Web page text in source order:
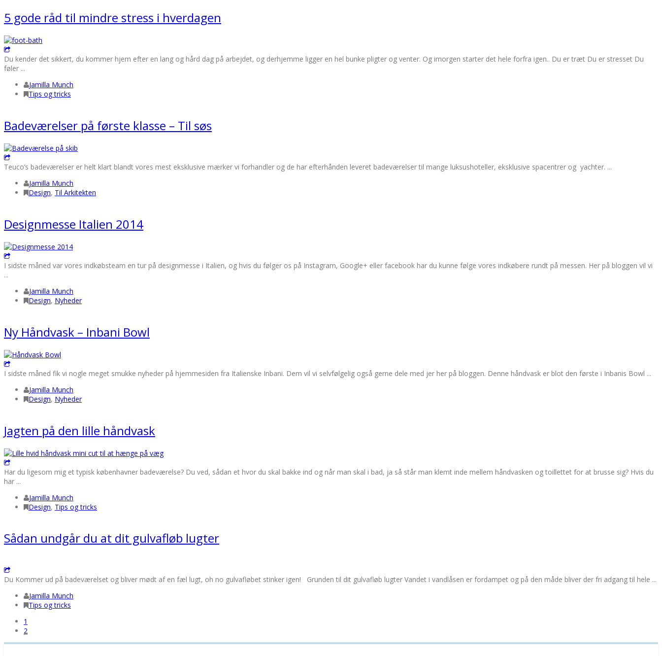
5 gode råd til mindre stress i hverdagen
Du kender det sikkert, du kommer hjem efter en lang og hård dag på arbejdet, og derhjemme ligger en hel bunke pligter og venter. Og imorgen starter det hele forfra igen.. Du er træt Du er stresset Du
føler ...
Jamilla Munch
Tips og tricks
Badeværelser på første klasse – Til søs
Teuco’s badeværelser er helt klart blandt vores mest eksklusive mærker vi forhandler og de har efterhånden leveret badeværelser til mange luksushoteller, eksklusive spacentrer og yachter. ...
Jamilla Munch
Design, Til Arkitekten
Designmesse Italien 2014
I sidste måned var vores indkøbsteam en tur på designmesse i Italien, og hvis du følger os på Instagram, Google+ eller facebook har du kunne følge vores indkøbere rundt på messen. Her på bloggen vil vi
...
Jamilla Munch
Design, Nyheder
Ny Håndvask – Inbani Bowl
I sidste måned fik vi nogle meget smukke nyheder på hjemmesiden fra Italienske Inbani. Dem vil vi selvfølgelig også gerne dele med jer her på bloggen. Denne håndvask er blot den første i Inbanis Bowl ...
Jamilla Munch
Design, Nyheder
Jagten på den lille håndvask
Har du ligesom mig et typisk københavner badeværelse? Du ved, sådan et hvor du skal bakke ind og når man skal i bad, ja så står man klemt inde mellem håndvasken og toillettet for at brusse sig? Hvis du
har ...
Jamilla Munch
Design, Tips og tricks
Sådan undgår du at dit gulvafløb lugter
Du Kommer ud på badeværelset og bliver mødt af en fæl lugt, oh no gulvafløbet stinker igen! Grunden til dit gulvafløb lugter Vandet i vandlåsen er fordampet og på den måde bliver der fri adgang til hele ...
Jamilla Munch
Tips og tricks
1
2